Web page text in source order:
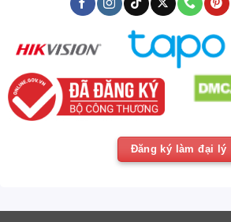
Đăng ký làm đại lý